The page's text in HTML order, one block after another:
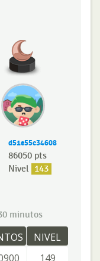
d51e55c34608
86050 pts
Nivel 143
minutos
NIVEL
149